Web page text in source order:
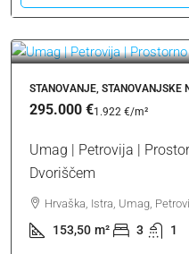
STANOVANJE, STANOVANJSKE
295.000 €1.922 €/m²
Umag | Petrovija |
Dvoriščem
Hrvaška, Istra, Umag,
153,50 m² 3 1